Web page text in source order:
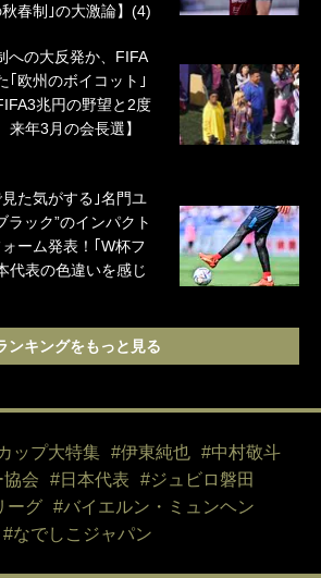
春制｣の大激論】(4)
への大反発か、FIFA
｢欧州のボイコット｣
兆円の野望と2度
来年3月の会長選】
見た気がする｣名門ユ
ラック”のインパクト
ーム発表！｢W杯フ
代表の色違いを感じ
ンキングをもっと見る
ップ大特集 #伊東純也
#中村敬斗
協会
#日本代表
#ジュビロ磐田
ーグ
#バイエルン・ミュンヘン
#なでしこジャパン